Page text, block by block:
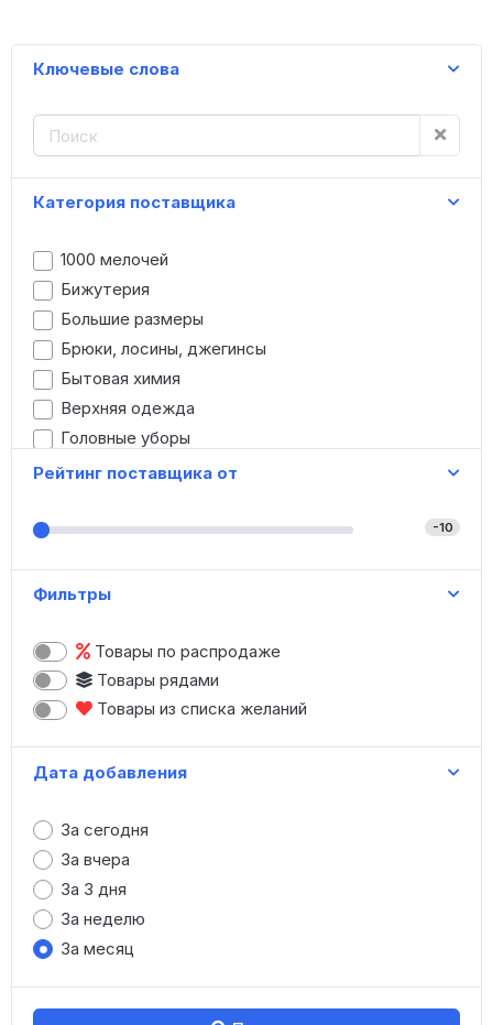
Ключевые слова
Категория поставщика
1000 мелочей
Бижутерия
Большие размеры
Брюки, лосины, джегинсы
Бытовая химия
Верхняя одежда
Головные уборы
Детская одежда
Домашняя одежда
Зонты
Канцтовары
Картины, модульные картины
Книги
Косметика
Маникюр
Меховые изделия
Мужская одежда
Нижнее белье
Носки, колготки
Рейтинг поставщика от
-10
Фильтры
Товары по распродаже
Товары рядами
Товары из списка желаний
Дата добавления
За сегодня
За вчера
За 3 дня
За неделю
За месяц